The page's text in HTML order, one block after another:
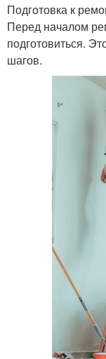
Подготовка к
Перед началом
подготовиться.
шагов.